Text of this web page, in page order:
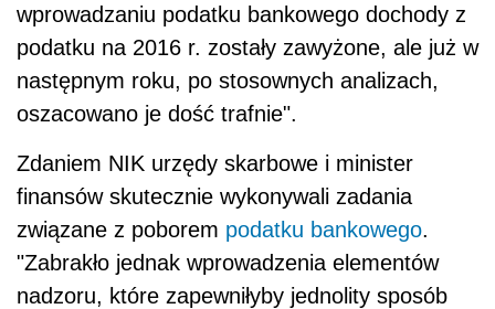
wprowadzaniu podatku bankowego dochody z
podatku na 2016 r. zostały zawyżone, ale już w
następnym roku, po stosownych analizach,
oszacowano je dość trafnie".
Zdaniem NIK urzędy skarbowe i minister
finansów skutecznie wykonywali zadania
związane z poborem podatku bankowego.
"Zabrakło jednak wprowadzenia elementów
nadzoru, które zapewniłyby jednolity sposób